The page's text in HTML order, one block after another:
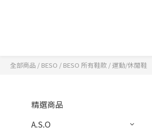
全部商品 / BESO / BESO 所有鞋款 /運動/休閒鞋
精選商品
A.S.O